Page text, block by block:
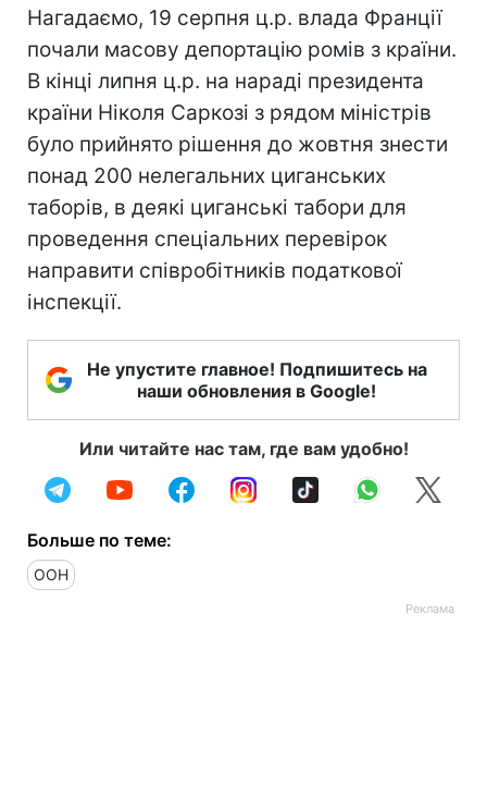
Нагадаємо, 19 серпня ц.р. влада Франції
почали масову депортацію ромів з країни.
В кінці липня ц.р. на нараді президента
країни Ніколя Саркозі з рядом міністрів
було прийнято рішення до жовтня знести
понад 200 нелегальних циганських
таборів, в деякі циганські табори для
проведення спеціальних перевірок
направити співробітників податкової
інспекції.
Не упустите главное! Подпишитесь на
наши обновления в Google!
Или читайте нас там, где вам удобно!
Больше по теме:
ООН